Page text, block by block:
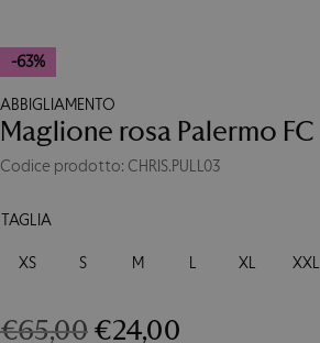
-63%
ABBIGLIAMENTO
Maglione rosa Palermo FC
Codice prodotto: CHRIS.PULL03
TAGLIA
XS S M L XL XXL
Maglione
€65,00Il
€24,00